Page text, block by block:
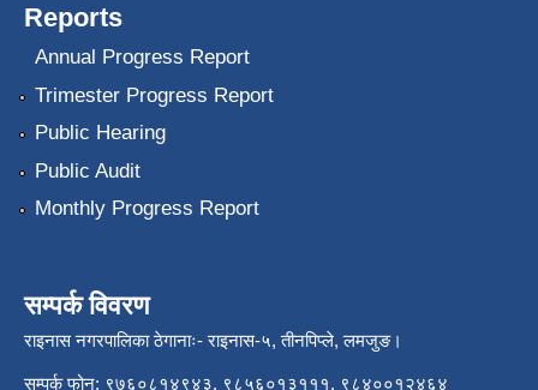
Reports
Annual Progress Report
Trimester Progress Report
Public Hearing
Public Audit
Monthly Progress Report
सम्पर्क विवरण
राइनास नगरपालिका ठेगानाः- राइनास-५, तीनपिप्ले, लमजुङ।
सम्पर्क फोन: ९७६०८१४९४३, ९८५६०१३१११, ९८४००१२४६४